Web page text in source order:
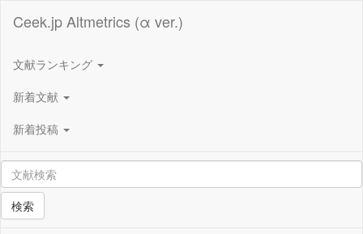
Ceek.jp Altmetrics (α ver.)
文献ランキング
新着文献
新着投稿
検索